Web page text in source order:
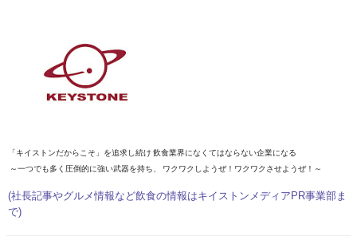
「キイストンだからこそ 」を追求し続け 飲食業界になくてはならない企業になる
～一つでも多く圧倒的に強い武器を持ち、 ワクワクしようぜ！ワクワクさせようぜ！～
(社長記事やグルメ情報など飲食の情報はキイストンメディアPR事業部ま
で)